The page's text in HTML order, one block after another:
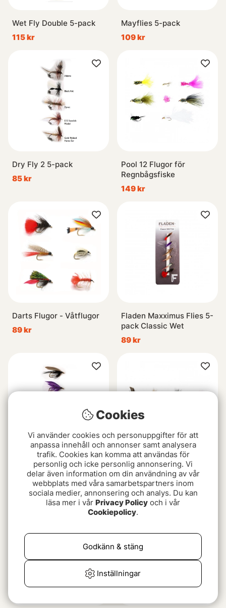
Wet Fly Double 5-pack
115 kr
Mayflies 5-pack
109 kr
Dry Fly 2 5-pack
85 kr
Pool 12 Flugor för
Regnbågsfiske
149 kr
Darts Flugor - Våtflugor
89 kr
Fladen Maxximus Flies 5-
pack Classic Wet
89 kr
Hurricane Fly Dubbla
Våtflugor 5p #8
135 kr
Pool 12 Torrflugor 1
149 kr
Cookies
Vi använder cookies och personuppgifter för att
anpassa innehåll och annonser samt analysera
trafik. Cookies kan komma att användas för
personlig och icke personlig annonsering. Vi
delar även information om din användning av vår
webbplats med våra samarbetspartners inom
sociala medier, annonsering och analys. Du kan
läsa mer i vår Privacy Policy och i vår
Cookiepolicy.
Inställningar
Godkänn & stäng